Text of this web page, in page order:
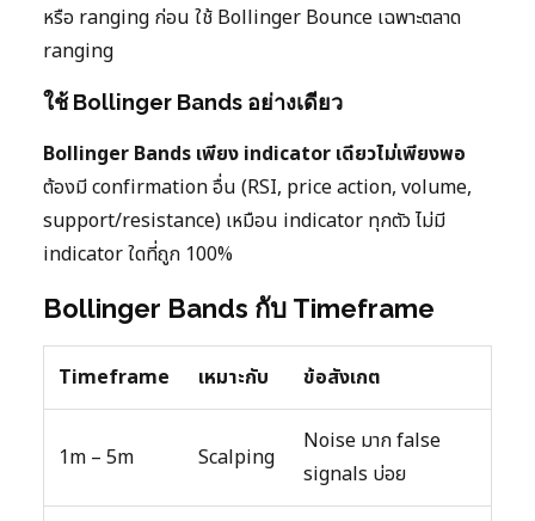
หรือ ranging ก่อน ใช้ Bollinger Bounce เฉพาะตลาด
ranging
ใช้ Bollinger Bands อย่างเดียว
Bollinger Bands เพียง indicator เดียวไม่เพียงพอ
ต้องมี confirmation อื่น (RSI, price action, volume,
support/resistance) เหมือน indicator ทุกตัว ไม่มี
indicator ใดที่ถูก 100%
Bollinger Bands กับ Timeframe
Timeframe เหมาะกับ ข้อสังเกต
1m – 5m Scalping
Noise มาก false
signals บ่อย